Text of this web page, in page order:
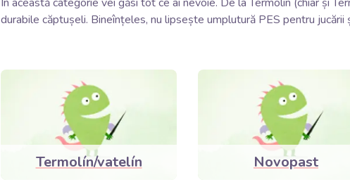
durabile căptușeli. Bineînțeles, nu lipsește umplutură PES pentru
Termolín/vatelín Novopast